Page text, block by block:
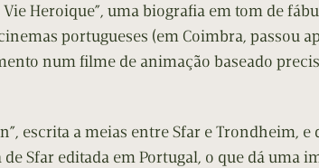
Heroique”, uma biografia em tom de
portugueses (em Coimbra, passou
num filme de animação baseado
escrita a meias entre Sfar e Trondheim, e
Sfar editada em Portugal, o que dá uma